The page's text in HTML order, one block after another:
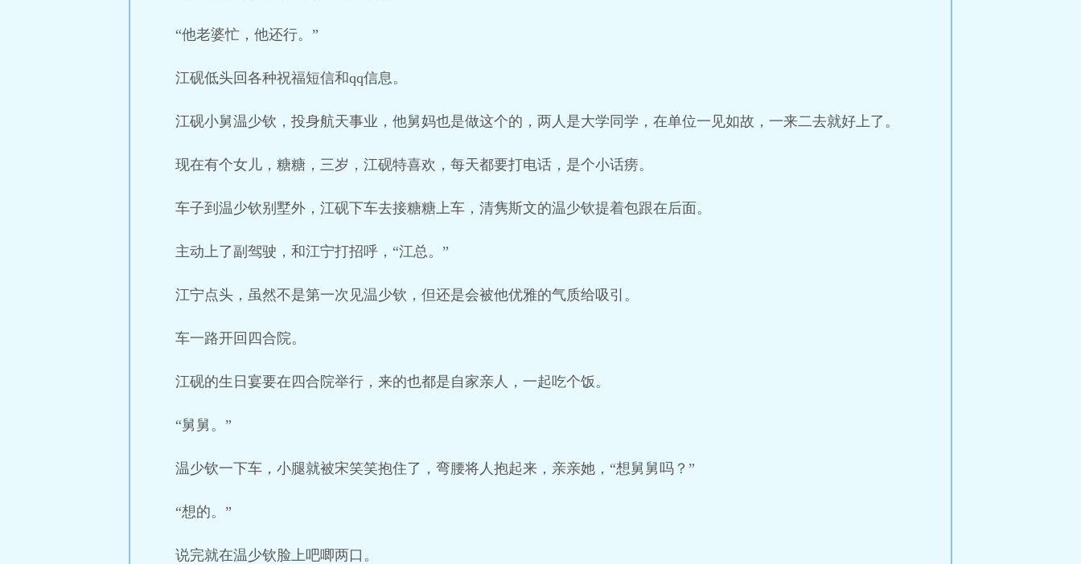
“他老婆忙，他还行。”
江砚低头回各种祝福短信和qq信息。
江砚小舅温少钦，投身航天事业，他舅妈也是做这个的，两人是大学同学，在单位一见如故，一来二去就好上了。
现在有个女儿，糖糖，三岁，江砚特喜欢，每天都要打电话，是个小话痨。
车子到温少钦别墅外，江砚下车去接糖糖上车，清隽斯文的温少钦提着包跟在后面。
主动上了副驾驶，和江宁打招呼，“江总。”
江宁点头，虽然不是第一次见温少钦，但还是会被他优雅的气质给吸引。
车一路开回四合院。
江砚的生日宴要在四合院举行，来的也都是自家亲人，一起吃个饭。
“舅舅。”
温少钦一下车，小腿就被宋笑笑抱住了，弯腰将人抱起来，亲亲她，“想舅舅吗？”
“想的。”
说完就在温少钦脸上吧唧两口。